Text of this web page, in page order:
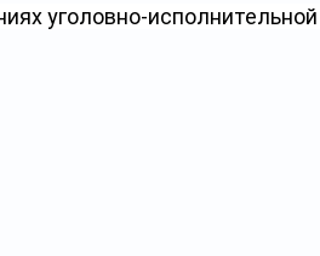
уголовно-исполнительной